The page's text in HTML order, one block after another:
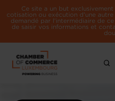
Ce site a un but
cotisation ou exécution d'une
demandé par l'intermédiaire de
de saisir vos informations et